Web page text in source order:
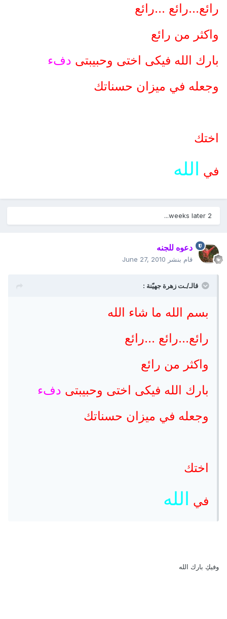
رائع...رائع ...رائع
واكثر من رائع
بارك الله فيكى اختى وحبيبتى دفء
وجعله في ميزان حسناتك
اختك
في الله
2 weeks later...
دعوه للجنه
قام بنشر June 27, 2010
قالـ/ـت زهرة جهيّنة :
بسم الله ما شاء الله
رائع...رائع ...رائع
واكثر من رائع
بارك الله فيكى اختى وحبيبتى دفء
وجعله في ميزان حسناتك
اختك
في الله
وفيكِ بارك الله